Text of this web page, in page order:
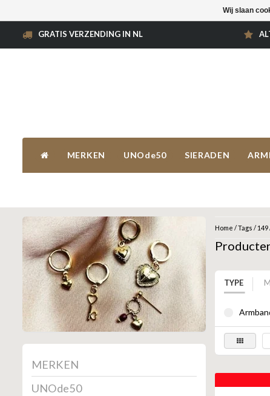
GRATIS VERZENDING IN NL
MERKEN UNOde50 SIERADEN
MERKEN
UNOde50
Home /Tags / 149
TYPE
Wij slaan